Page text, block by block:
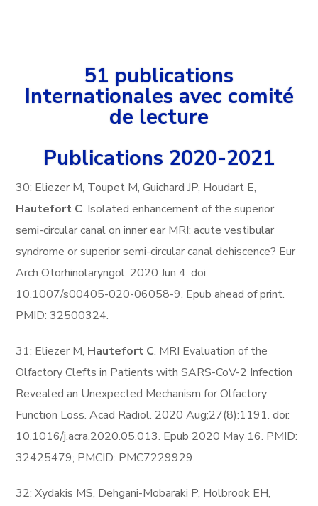
51 publications
Internationales avec comité
de lecture
Publications 2020-2021
30: Eliezer M, Toupet M, Guichard JP, Houdart E,
Hautefort C. Isolated enhancement of the superior
semi-circular canal on inner ear MRI: acute vestibular
syndrome or superior semi-circular canal dehiscence? Eur
Arch Otorhinolaryngol. 2020 Jun 4. doi:
10.1007/s00405-020-06058-9. Epub ahead of print.
PMID: 32500324.
31: Eliezer M, Hautefort C. MRI Evaluation of the
Olfactory Clefts in Patients with SARS-CoV-2 Infection
Revealed an Unexpected Mechanism for Olfactory
Function Loss. Acad Radiol. 2020 Aug;27(8):1191. doi:
10.1016/j.acra.2020.05.013. Epub 2020 May 16. PMID:
32425479; PMCID: PMC7229929.
32: Xydakis MS, Dehgani-Mobaraki P, Holbrook EH,